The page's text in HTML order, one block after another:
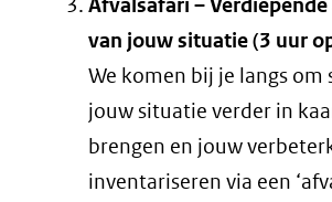
van jouw situatie (3 uur
We komen bij je langs om
jouw situatie verder in
brengen en jouw
inventariseren via een